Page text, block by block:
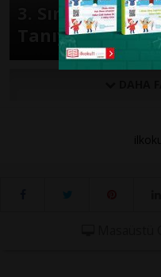
3. Sınıf Fen
Tanıyalım